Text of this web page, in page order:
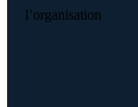
l’organisation